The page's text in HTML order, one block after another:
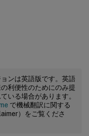
ンは英語版です。英語
利便性のためにのみ提
いる場合があります。
で機械翻訳に関する
）をご覧くださ